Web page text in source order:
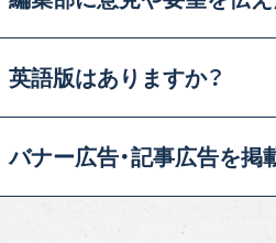
英語版はありますか？
バナー広告・記事広告を掲